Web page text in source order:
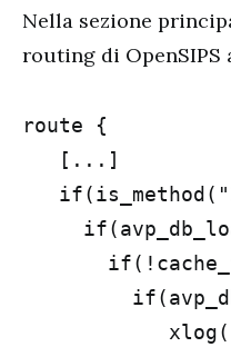
Nella sezione
routing di OpenSIPS
route {
   [...]